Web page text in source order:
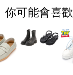
你可能會喜歡